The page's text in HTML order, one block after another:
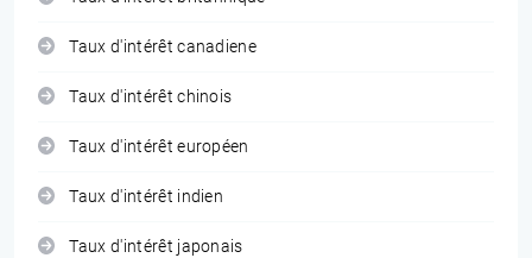
Taux d'intérêt canadiene
Taux d'intérêt chinois
Taux d'intérêt européen
Taux d'intérêt indien
Taux d'intérêt japonais